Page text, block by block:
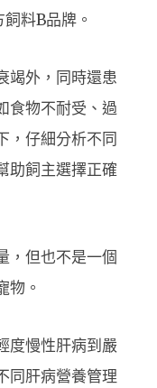
料B品牌。
竭外，同時還患
食物不耐受、過
，仔細分析不同
助飼主選擇正確
，但也不是一個
物。
度慢性肝病到嚴
同肝病營養管理